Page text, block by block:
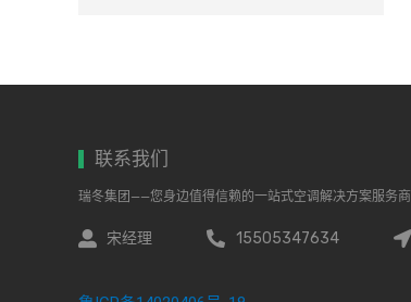
联系我们
瑞冬集团——您身边值得信赖的一站式空调解决方案服务商
宋经理 15505347634